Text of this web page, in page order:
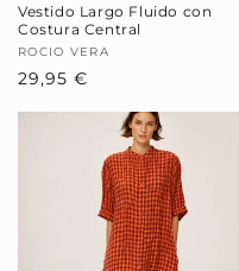
Vestido Largo Fluido con
Costura Central
Proveedor:
ROCIO VERA
Precio
29,95 €